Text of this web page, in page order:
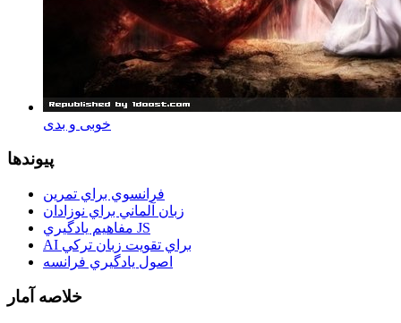
خوبی و بدی
پيوندها
فرانسوي براي تمرين
زبان آلماني براي نوزادان
مفاهيم يادگيري JS
AI براي تقويت زبان تركي
اصول يادگيري فرانسه
خلاصه آمار